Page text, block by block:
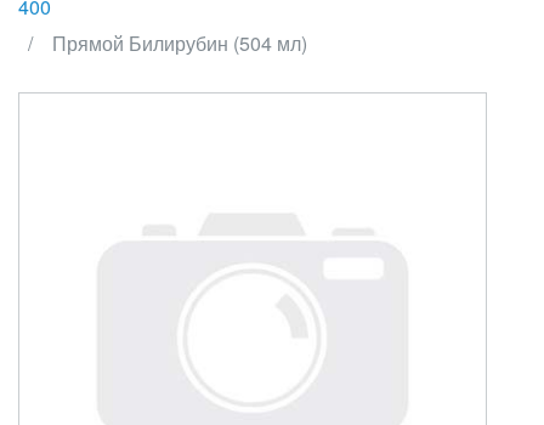
400
Прямой Билирубин (504 мл)